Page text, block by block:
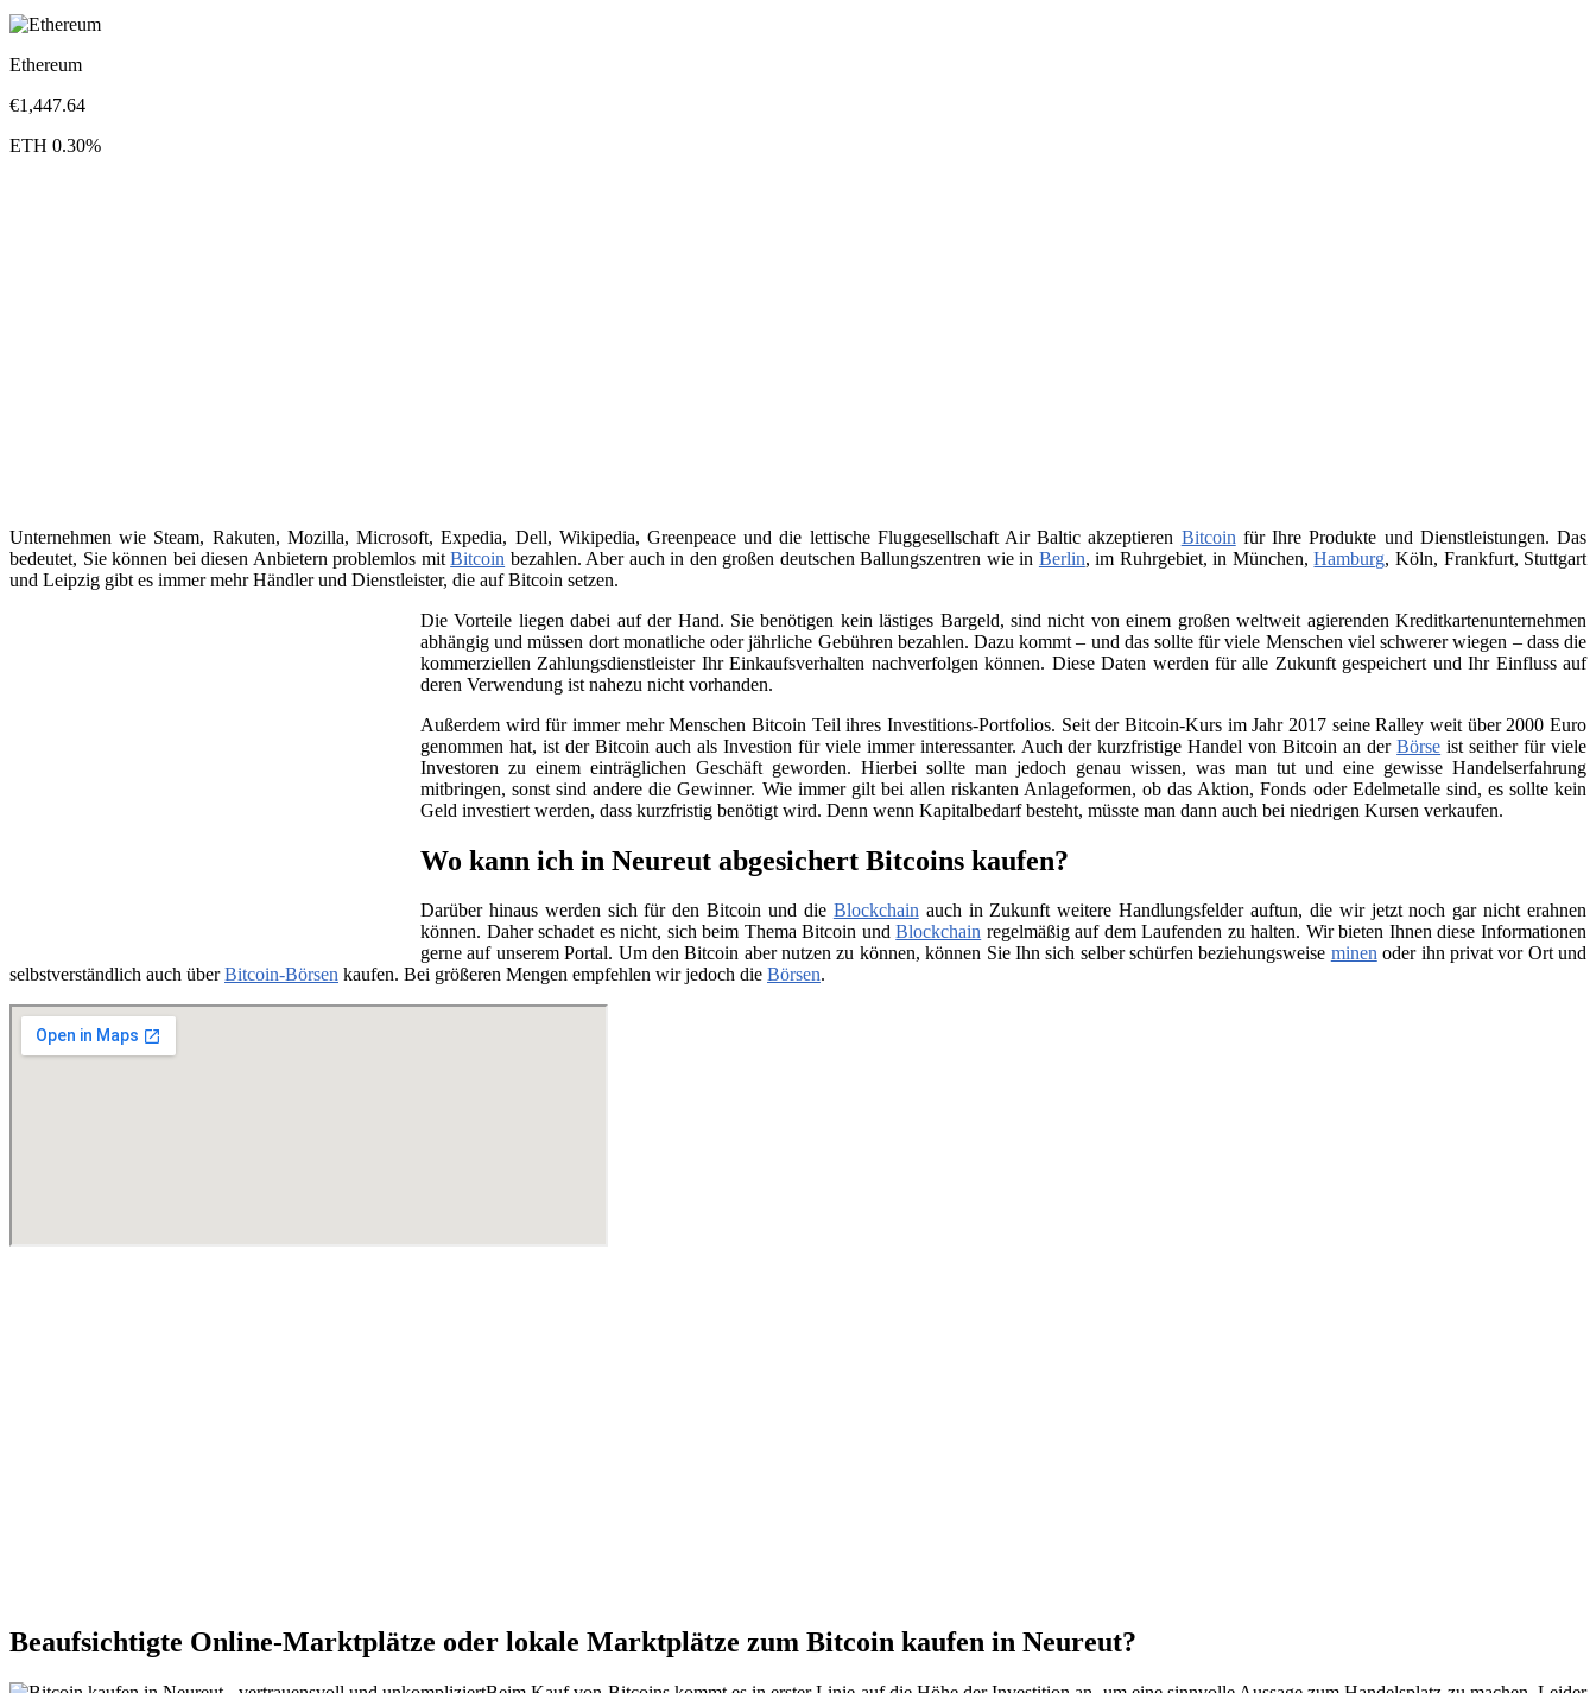
Ethereum
€1,447.64
ETH 0.30%
Unternehmen wie Steam, Rakuten, Mozilla, Microsoft, Expedia, Dell, Wikipedia, Greenpeace und die lettische Fluggesellschaft Air Baltic akzeptieren Bitcoin für Ihre Produkte und Dienstleistungen. Das
bedeutet, Sie können bei diesen Anbietern problemlos mitBitcoin bezahlen. Aber auch in den großen deutschen Ballungszentren wie in Berlin, im Ruhrgebiet, in München,Hamburg, Köln, Frankfurt, Stuttgart
und Leipzig gibt es immer mehr Händler und Dienstleister, die auf Bitcoin setzen.
Die Vorteile liegen dabei auf der Hand. Sie benötigen kein lästiges Bargeld, sind nicht von einem großen weltweit agierenden Kreditkartenunternehmen
abhängig und müssen dort monatliche oder jährliche Gebühren bezahlen. Dazu kommt – und das sollte für viele Menschen viel schwerer wiegen – dass die
kommerziellen Zahlungsdienstleister Ihr Einkaufsverhalten nachverfolgen können. Diese Daten werden für alle Zukunft gespeichert und Ihr Einfluss auf
deren Verwendung ist nahezu nicht vorhanden.
Außerdem wird für immer mehr Menschen Bitcoin Teil ihres Investitions-Portfolios. Seit der Bitcoin-Kurs im Jahr 2017 seine Ralley weit über 2000 Euro
genommen hat, ist der Bitcoin auch als Investion für viele immer interessanter. Auch der kurzfristige Handel von Bitcoin an derBörse ist seither für viele
Investoren zu einem einträglichen Geschäft geworden. Hierbei sollte man jedoch genau wissen, was man tut und eine gewisse Handelserfahrung
mitbringen, sonst sind andere die Gewinner. Wie immer gilt bei allen riskanten Anlageformen, ob das Aktion, Fonds oder Edelmetalle sind, es sollte kein
Geld investiert werden, dass kurzfristig benötigt wird. Denn wenn Kapitalbedarf besteht, müsste man dann auch bei niedrigen Kursen verkaufen.
Wo kann ich in Neureut abgesichert Bitcoins kaufen?
Darüber hinaus werden sich für den Bitcoin und die Blockchainauch in Zukunft weitere Handlungsfelder auftun, die wir jetzt noch gar nicht erahnen
können. Daher schadet es nicht, sich beim Thema Bitcoin undBlockchain regelmäßig auf dem Laufenden zu halten. Wir bieten Ihnen diese Informationen
gerne auf unserem Portal. Um den Bitcoin aber nutzen zu können, können Sie Ihn sich selber schürfen beziehungsweise minenoder ihn privat vor Ort und
selbstverständlich auch überBitcoin-Börsen kaufen. Bei größeren Mengen empfehlen wir jedoch die Börsen.
Beaufsichtigte Online-Marktplätze oder lokale Marktplätze zum Bitcoin kaufen in Neureut?